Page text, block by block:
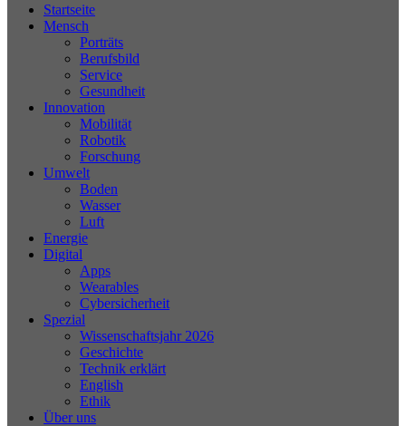
Startseite
Mensch
Porträts
Berufsbild
Service
Gesundheit
Innovation
Mobilität
Robotik
Forschung
Umwelt
Boden
Wasser
Luft
Energie
Digital
Apps
Wearables
Cybersicherheit
Spezial
Wissenschaftsjahr 2026
Geschichte
Technik erklärt
English
Ethik
Über uns